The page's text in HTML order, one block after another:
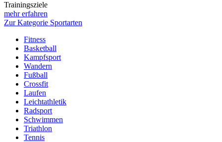
Trainingsziele
mehr erfahren
Zur Kategorie Sportarten
Fitness
Basketball
Kampfsport
Wandern
Fußball
Crossfit
Laufen
Leichtathletik
Radsport
Schwimmen
Triathlon
Tennis